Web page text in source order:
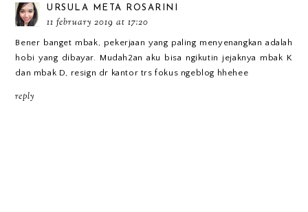
URSULA META ROSARINI
11 february 2019 at 17:20
Bener banget mbak, pekerjaan yang paling menyenangkan adalah
hobi yang dibayar. Mudah2an aku bisa ngikutin jejaknya mbak K
dan mbak D, resign dr kantor trs fokus ngeblog hhehee
reply